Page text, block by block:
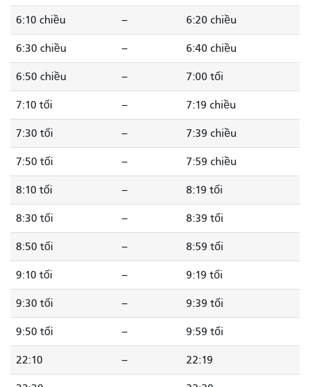
6:10 chiều -- 6:20 chiều
6:30 chiều -- 6:40 chiều
6:50 chiều -- 7:00 tối
7:10 tối -- 7:19 chiều
7:30 tối -- 7:39 chiều
7:50 tối -- 7:59 chiều
8:10 tối -- 8:19 tối
8:30 tối -- 8:39 tối
8:50 tối -- 8:59 tối
9:10 tối -- 9:19 tối
9:30 tối -- 9:39 tối
9:50 tối -- 9:59 tối
22:10 -- 22:19